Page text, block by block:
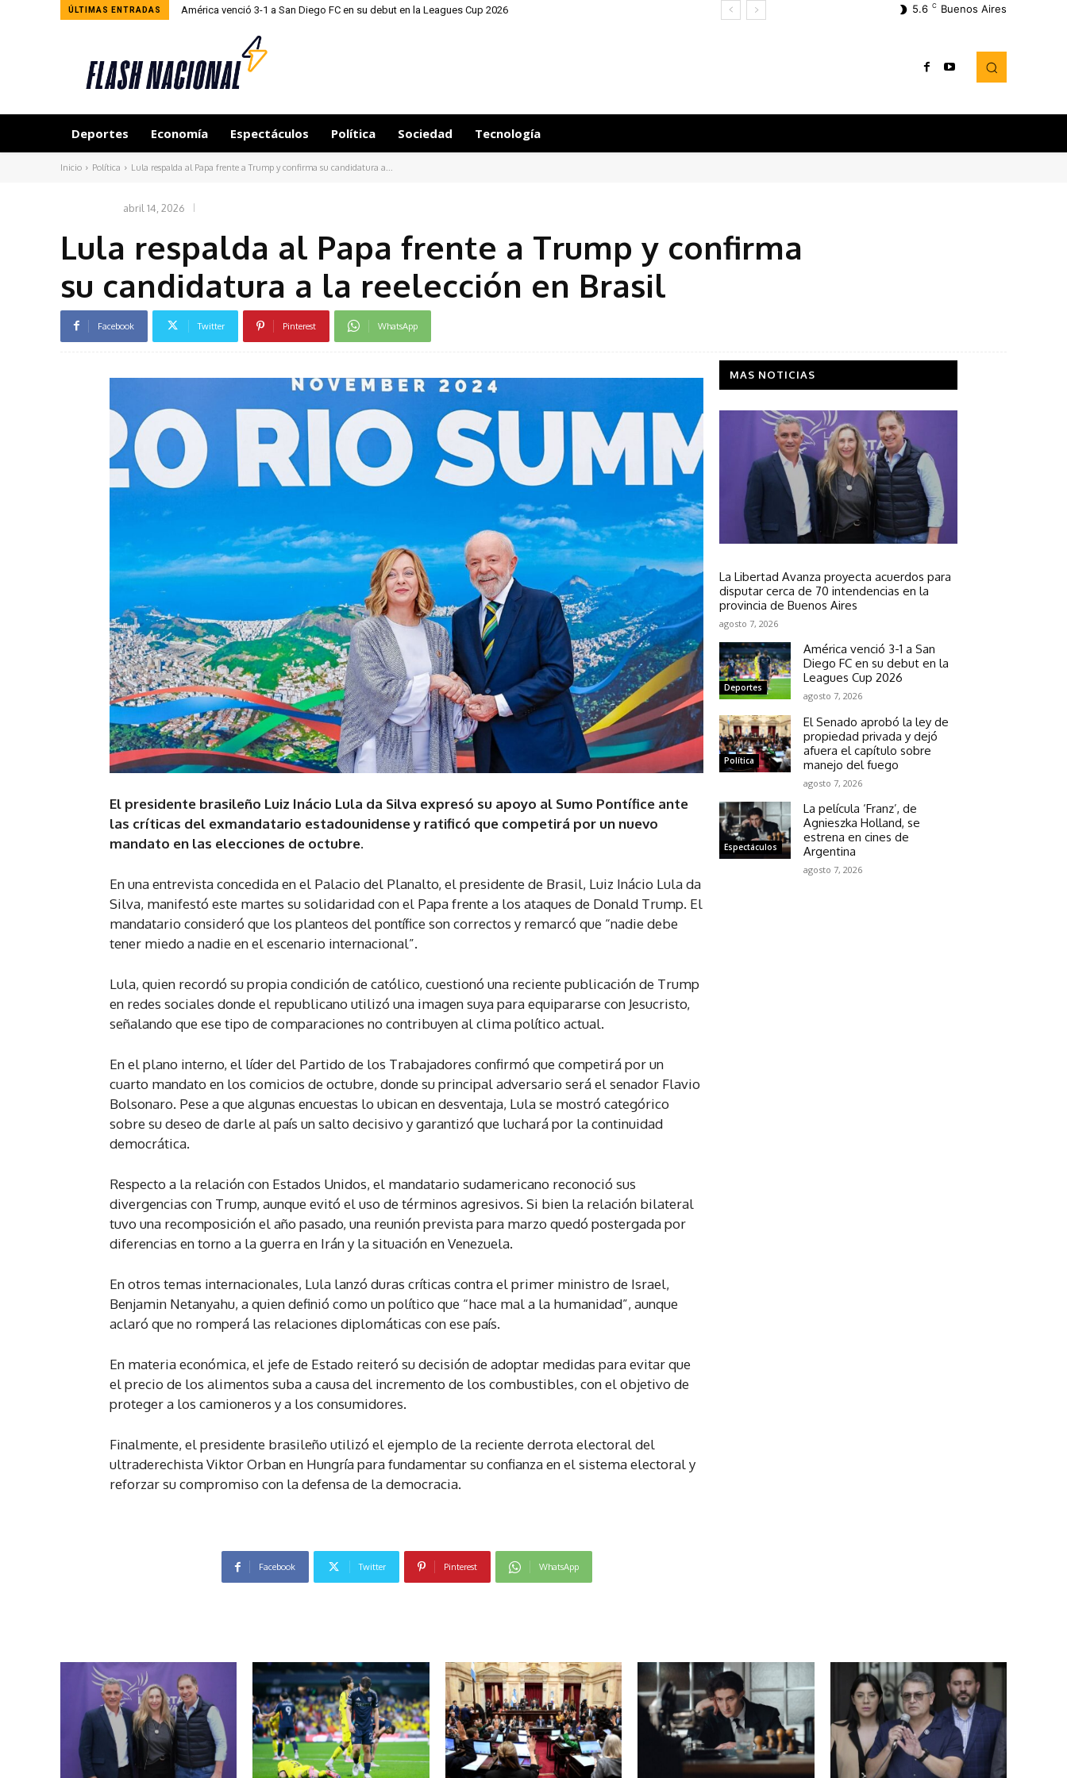
ÚLTIMAS ENTRADAS América venció 3-1 a San Diego FC en su debut en la Leagues Cup 2026 5.6 C Buenos Aires
Deportes Economía Espectáculos Política Sociedad Tecnología
Inicio Política Lula respalda al Papa frente a Trump y confirma su candidatura a...
abril 14, 2026
Lula respalda al Papa frente a Trump y confirma
su candidatura a la reelección en Brasil
Facebook Twitter Pinterest WhatsApp
El presidente brasileño Luiz Inácio Lula da Silva expresó su apoyo al Sumo Pontífice ante
las críticas del exmandatario estadounidense y ratificó que competirá por un nuevo
mandato en las elecciones de octubre.
En una entrevista concedida en el Palacio del Planalto, el presidente de Brasil, Luiz Inácio Lula da
Silva, manifestó este martes su solidaridad con el Papa frente a los ataques de Donald Trump. El
mandatario consideró que los planteos del pontífice son correctos y remarcó que “nadie debe
tener miedo a nadie en el escenario internacional”.
Lula, quien recordó su propia condición de católico, cuestionó una reciente publicación de Trump
en redes sociales donde el republicano utilizó una imagen suya para equipararse con Jesucristo,
señalando que ese tipo de comparaciones no contribuyen al clima político actual.
En el plano interno, el líder del Partido de los Trabajadores confirmó que competirá por un
cuarto mandato en los comicios de octubre, donde su principal adversario será el senador Flavio
Bolsonaro. Pese a que algunas encuestas lo ubican en desventaja, Lula se mostró categórico
sobre su deseo de darle al país un salto decisivo y garantizó que luchará por la continuidad
democrática.
Respecto a la relación con Estados Unidos, el mandatario sudamericano reconoció sus
divergencias con Trump, aunque evitó el uso de términos agresivos. Si bien la relación bilateral
tuvo una recomposición el año pasado, una reunión prevista para marzo quedó postergada por
diferencias en torno a la guerra en Irán y la situación en Venezuela.
En otros temas internacionales, Lula lanzó duras críticas contra el primer ministro de Israel,
Benjamin Netanyahu, a quien definió como un político que “hace mal a la humanidad”, aunque
aclaró que no romperá las relaciones diplomáticas con ese país.
En materia económica, el jefe de Estado reiteró su decisión de adoptar medidas para evitar que
el precio de los alimentos suba a causa del incremento de los combustibles, con el objetivo de
proteger a los camioneros y a los consumidores.
Finalmente, el presidente brasileño utilizó el ejemplo de la reciente derrota electoral del
ultraderechista Viktor Orban en Hungría para fundamentar su confianza en el sistema electoral y
reforzar su compromiso con la defensa de la democracia.
Facebook Twitter Pinterest WhatsApp
MAS NOTICIAS
La Libertad Avanza proyecta acuerdos para
disputar cerca de 70 intendencias en la
provincia de Buenos Aires
agosto 7, 2026
Deportes
América venció 3-1 a San
Diego FC en su debut en la
Leagues Cup 2026
agosto 7, 2026
Política
El Senado aprobó la ley de
propiedad privada y dejó
afuera el capítulo sobre
manejo del fuego
agosto 7, 2026
Espectáculos
La película ‘Franz’, de
Agnieszka Holland, se
estrena en cines de
Argentina
agosto 7, 2026